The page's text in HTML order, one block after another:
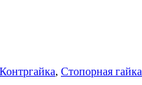
Контргайка, Стопорная гайка